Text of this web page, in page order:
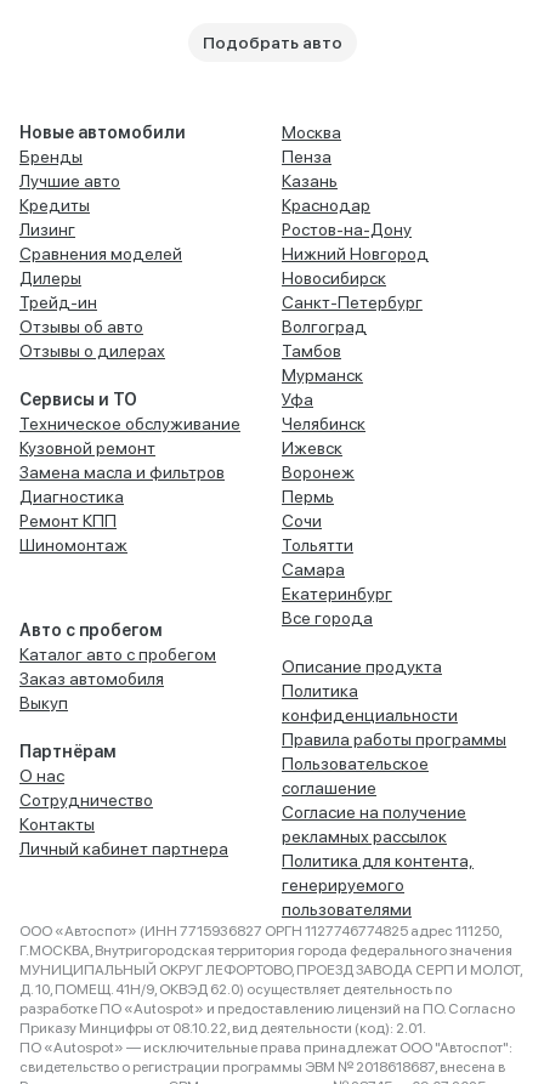
Подобрать авто
Новые автомобили
Бренды
Лучшие авто
Кредиты
Лизинг
Сравнения моделей
Дилеры
Трейд-ин
Отзывы об авто
Отзывы о дилерах
Сервисы и ТО
Техническое обслуживание
Кузовной ремонт
Замена масла и фильтров
Диагностика
Ремонт КПП
Шиномонтаж
Авто с пробегом
Каталог авто с пробегом
Заказ автомобиля
Выкуп
Партнёрам
О нас
Сотрудничество
Контакты
Личный кабинет партнера
Москва
Пенза
Казань
Краснодар
Ростов-на-Дону
Нижний Новгород
Новосибирск
Санкт-Петербург
Волгоград
Тамбов
Мурманск
Уфа
Челябинск
Ижевск
Воронеж
Пермь
Сочи
Тольятти
Самара
Екатеринбург
Все города
Описание продукта
Политика
конфиденциальности
Правила работы программы
Пользовательское
соглашение
Согласие на получение
рекламных рассылок
Политика для контента,
генерируемого
пользователями
ООО «Автоспот» (ИНН 7715936827 ОРГН 1127746774825 адрес 111250,
Г.МОСКВА, Внутригородская территория города федерального значения
МУНИЦИПАЛЬНЫЙ ОКРУГ ЛЕФОРТОВО, ПРОЕЗД ЗАВОДА СЕРП И МОЛОТ,
Д. 10, ПОМЕЩ. 41Н/9, ОКВЭД 62.0) осуществляет деятельность по
разработке ПО «Autospot» и предоставлению лицензий на ПО. Согласно
Приказу Минцифры от 08.10.22, вид деятельности (код): 2.01.
ПО «Autospot» — исключительные права принадлежат ООО "Автоспот":
свидетельство о регистрации программы ЭВМ № 2018618687, внесена в